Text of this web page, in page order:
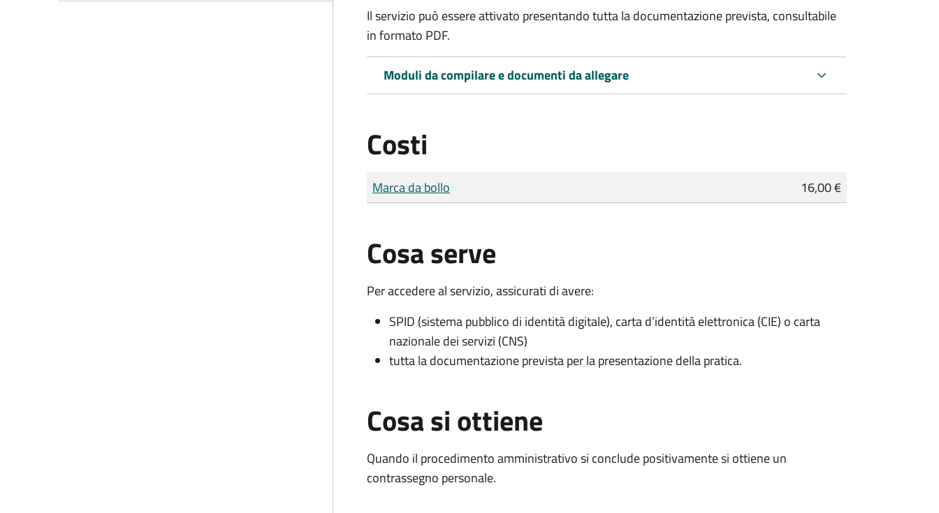
Il servizio può essere attivato presentando tutta la documentazione prevista, consultabile
in formato PDF.
Moduli da compilare e documenti da allegare
Costi
Tipo di pagamento
Importo
Marca da bollo 16,00 €
Cosa serve
Per accedere al servizio, assicurati di avere:
SPID (sistema pubblico di identità digitale), carta d’identità elettronica (CIE) o carta
nazionale dei servizi (CNS)
tutta la documentazione prevista per la presentazione della pratica.
Cosa si ottiene
Quando il procedimento amministrativo si conclude positivamente si ottiene un
contrassegno personale.